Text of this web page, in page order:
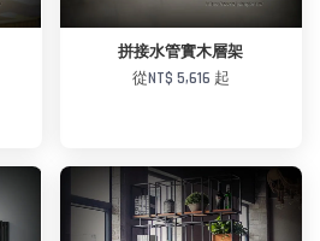
拼接水管實木層架
從NT$ 5,616 起